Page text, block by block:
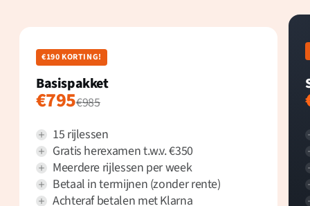
€190 KORTING!
Basispakket
€795€985
15 rijlessen
Gratis herexamen t.w.v. €350
Meerdere rijlessen per week
Betaal in termijnen (zonder rente)
Achteraf betalen met Klarna